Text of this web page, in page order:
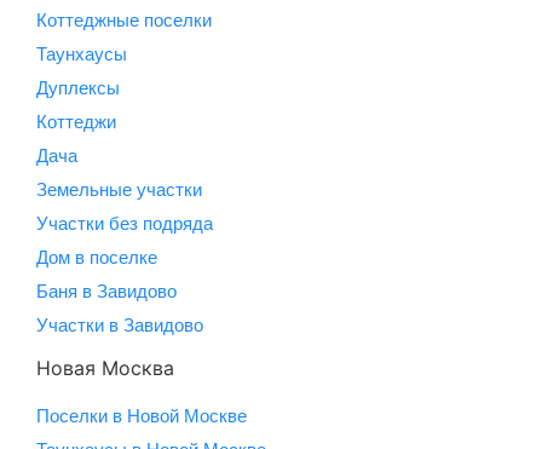
Коттеджные поселки
Таунхаусы
Дуплексы
Коттеджи
Дача
Земельные участки
Участки без подряда
Дом в поселке
Баня в Завидово
Участки в Завидово
Новая Москва
Поселки в Новой Москве